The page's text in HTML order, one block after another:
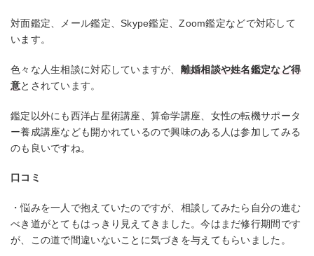
対面鑑定、メール鑑定、Skype鑑定、Zoom鑑定などで対応して
います。
色々な人生相談に対応していますが、 離婚相談や姓名鑑定など得
意とされています。
鑑定以外にも西洋占星術講座、算命学講座、女性の転機サポータ
ー養成講座なども開かれているので興味のある人は参加してみる
のも良いですね。
口コミ
・悩みを一人で抱えていたのですが、相談してみたら自分の進む
べき道がとてもはっきり見えてきました。今はまだ修行期間です
が、この道で間違いないことに気づきを与えてもらいました。